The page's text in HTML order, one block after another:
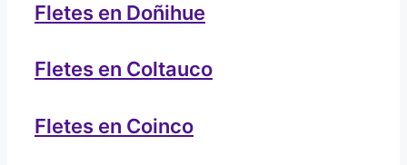
Fletes en Doñihue
Fletes en Coltauco
Fletes en Coinco